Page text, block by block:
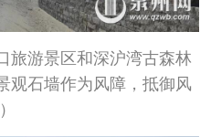
旅游景区和深沪湾古森林
观石墙作为风障，抵御风